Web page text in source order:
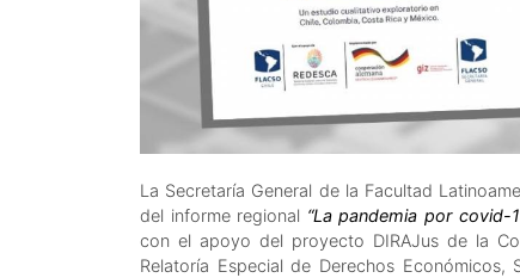
La Secretaría General de la Facultad
del informe regional “La pandemia por covid-
con el apoyo del proyecto DIRAJus de la
Relatoría Especial de Derechos Económicos,